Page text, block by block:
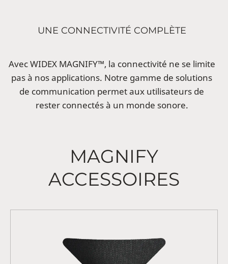
UNE CONNECTIVITÉ COMPLÈTE
Avec WIDEX MAGNIFY™, la connectivité ne se limite
pas à nos applications. Notre gamme de solutions
de communication permet aux utilisateurs de
rester connectés à un monde sonore.
MAGNIFY
ACCESSOIRES